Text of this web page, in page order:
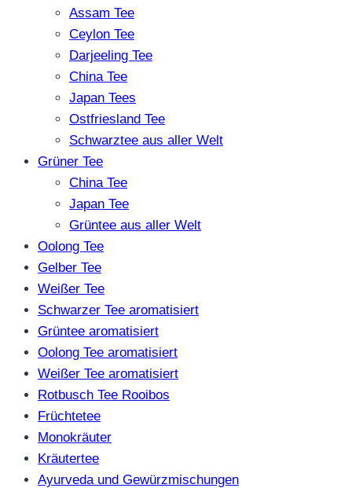
Assam Tee
Ceylon Tee
Darjeeling Tee
China Tee
Japan Tees
Ostfriesland Tee
Schwarztee aus aller Welt
Grüner Tee
China Tee
Japan Tee
Grüntee aus aller Welt
Oolong Tee
Gelber Tee
Weißer Tee
Schwarzer Tee aromatisiert
Grüntee aromatisiert
Oolong Tee aromatisiert
Weißer Tee aromatisiert
Rotbusch Tee Rooibos
Früchtetee
Monokräuter
Kräutertee
Ayurveda und Gewürzmischungen